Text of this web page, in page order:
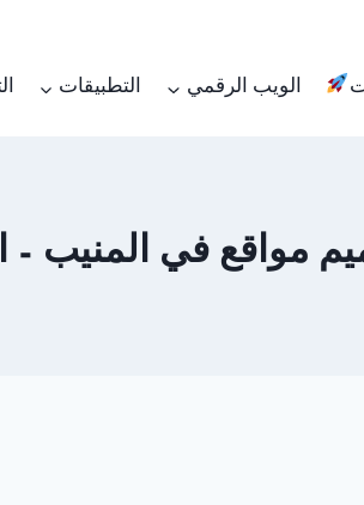
الويب الرقمي التطبيقات
في المنيب – الجيزة